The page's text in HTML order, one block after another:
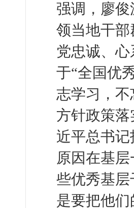
强调，廖
领当地干
党忠诚、
于“全国优
志学习，
方针政策
近平总书
原因在基
些优秀基
是要把他